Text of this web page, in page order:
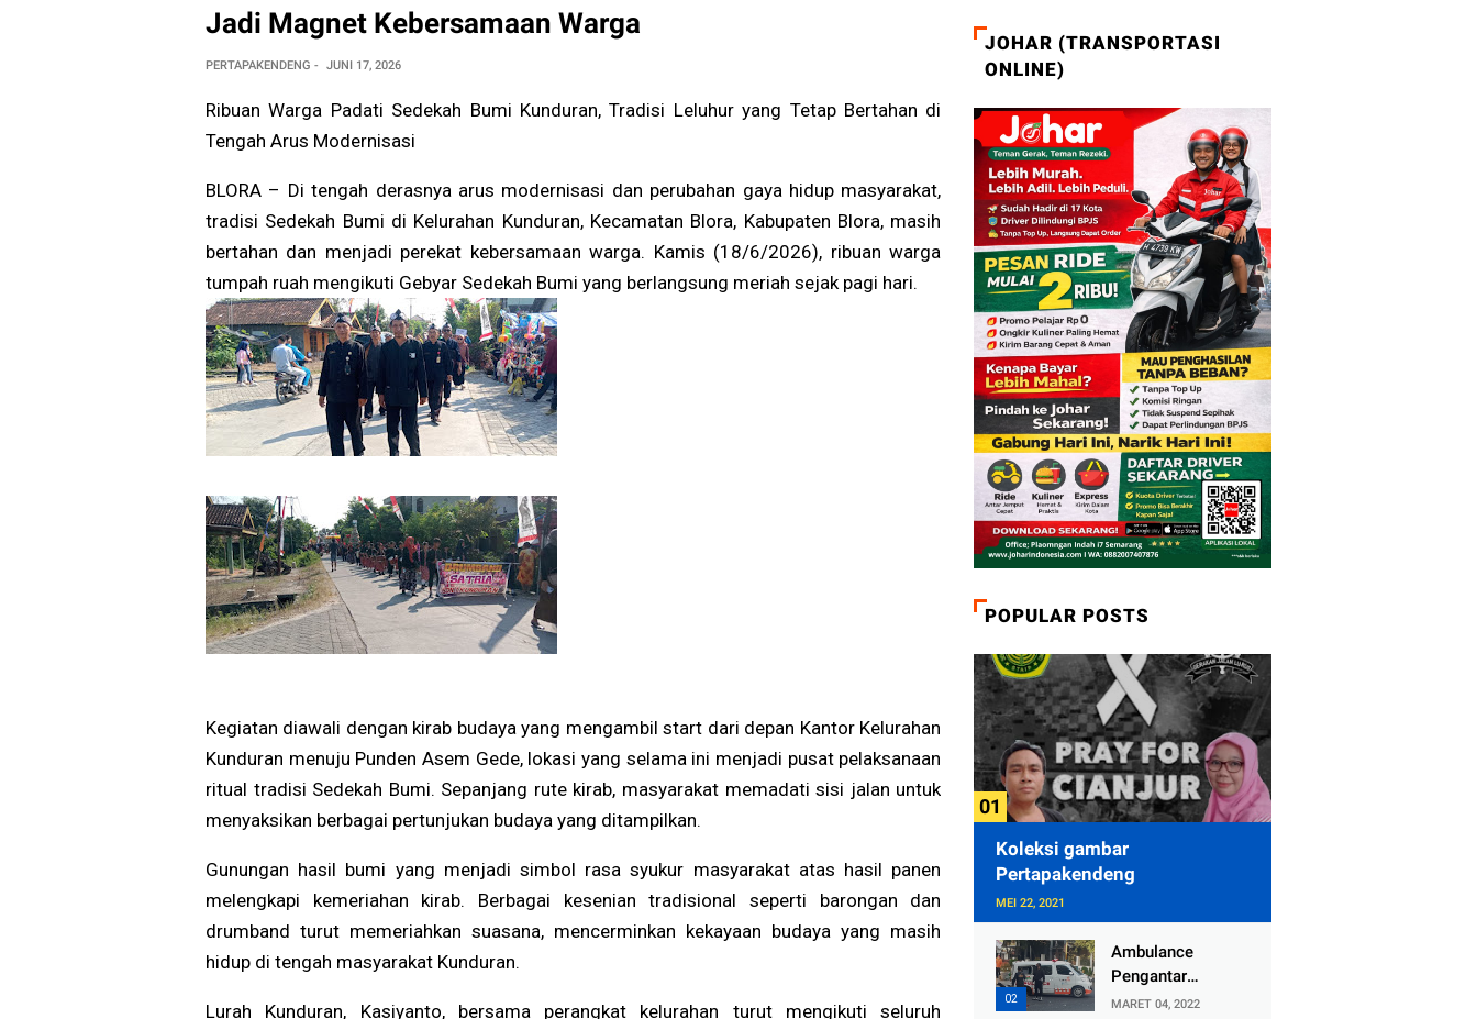
Jadi Magnet Kebersamaan Warga
PERTAPAKENDENG JUNI 17, 2026
Ribuan Warga Padati Sedekah Bumi Kunduran, Tradisi Leluhur yang Tetap Bertahan di
Tengah Arus Modernisasi
BLORA – Di tengah derasnya arus modernisasi dan perubahan gaya hidup masyarakat,
tradisi Sedekah Bumi di Kelurahan Kunduran, Kecamatan Blora, Kabupaten Blora, masih
bertahan dan menjadi perekat kebersamaan warga. Kamis (18/6/2026), ribuan warga
tumpah ruah mengikuti Gebyar Sedekah Bumi yang berlangsung meriah sejak pagi hari.
Kegiatan diawali dengan kirab budaya yang mengambil start dari depan Kantor Kelurahan
Kunduran menuju Punden Asem Gede, lokasi yang selama ini menjadi pusat pelaksanaan
ritual tradisi Sedekah Bumi. Sepanjang rute kirab, masyarakat memadati sisi jalan untuk
menyaksikan berbagai pertunjukan budaya yang ditampilkan.
Gunungan hasil bumi yang menjadi simbol rasa syukur masyarakat atas hasil panen
melengkapi kemeriahan kirab. Berbagai kesenian tradisional seperti barongan dan
drumband turut memeriahkan suasana, mencerminkan kekayaan budaya yang masih
hidup di tengah masyarakat Kunduran.
Lurah Kunduran, Kasiyanto, bersama perangkat kelurahan turut mengikuti seluruh
JOHAR (TRANSPORTASI
ONLINE)
POPULAR POSTS
Koleksi gambar
Pertapakendeng
MEI 22, 2021
Ambulance
Pengantar
Jenazah Kepala
MARET 04, 2022